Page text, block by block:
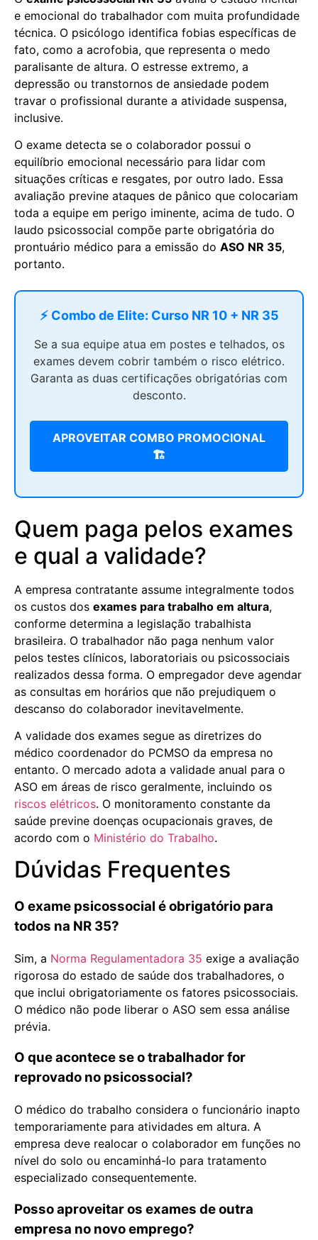
e emocional do trabalhador com muita profundidade
técnica. O psicólogo identifica fobias específicas de
fato, como a acrofobia, que representa o medo
paralisante de altura. O estresse extremo, a
depressão ou transtornos de ansiedade podem
travar o profissional durante a atividade suspensa,
inclusive.
O exame detecta se o colaborador possui o
equilíbrio emocional necessário para lidar com
situações críticas e resgates, por outro lado. Essa
avaliação previne ataques de pânico que colocariam
toda a equipe em perigo iminente, acima de tudo. O
laudo psicossocial compõe parte obrigatória do
prontuário médico para a emissão do ASO NR 35,
portanto.
⚡ Combo de Elite: Curso NR 10 + NR 35
Se a sua equipe atua em postes e telhados, os
exames devem cobrir também o risco elétrico.
Garanta as duas certificações obrigatórias com
desconto.
APROVEITAR COMBO PROMOCIONAL
🏗️
Quem paga pelos exames
e qual a validade?
A empresa contratante assume integralmente todos
os custos dos exames para trabalho em altura,
conforme determina a legislação trabalhista
brasileira. O trabalhador não paga nenhum valor
pelos testes clínicos, laboratoriais ou psicossociais
realizados dessa forma. O empregador deve agendar
as consultas em horários que não prejudiquem o
descanso do colaborador inevitavelmente.
A validade dos exames segue as diretrizes do
médico coordenador do PCMSO da empresa no
entanto. O mercado adota a validade anual para o
ASO em áreas de risco geralmente, incluindo os
riscos elétricos. O monitoramento constante da
saúde previne doenças ocupacionais graves, de
acordo com o Ministério do Trabalho.
Dúvidas Frequentes
O exame psicossocial é obrigatório para
todos na NR 35?
Sim, a Norma Regulamentadora 35 exige a avaliação
rigorosa do estado de saúde dos trabalhadores, o
que inclui obrigatoriamente os fatores psicossociais.
O médico não pode liberar o ASO sem essa análise
prévia.
O que acontece se o trabalhador for
reprovado no psicossocial?
O médico do trabalho considera o funcionário inapto
temporariamente para atividades em altura. A
empresa deve realocar o colaborador em funções no
nível do solo ou encaminhá-lo para tratamento
especializado consequentemente.
Posso aproveitar os exames de outra
empresa no novo emprego?